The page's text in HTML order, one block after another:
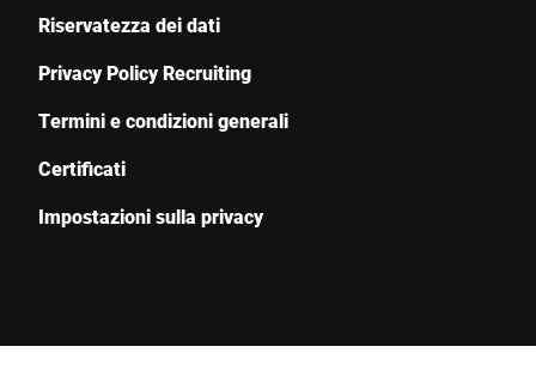
Riservatezza dei dati
Privacy Policy Recruiting
Termini e condizioni generali
Certificati
Impostazioni sulla privacy